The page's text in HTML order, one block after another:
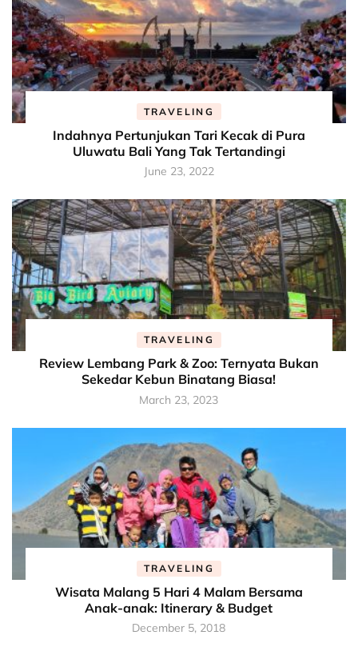
TRAVELING
Indahnya Pertunjukan Tari Kecak di Pura
Uluwatu Bali Yang Tak Tertandingi
June 23, 2022
TRAVELING
Review Lembang Park & Zoo: Ternyata Bukan
Sekedar Kebun Binatang Biasa!
March 23, 2023
TRAVELING
Wisata Malang 5 Hari 4 Malam Bersama
Anak-anak: Itinerary & Budget
December 5, 2018